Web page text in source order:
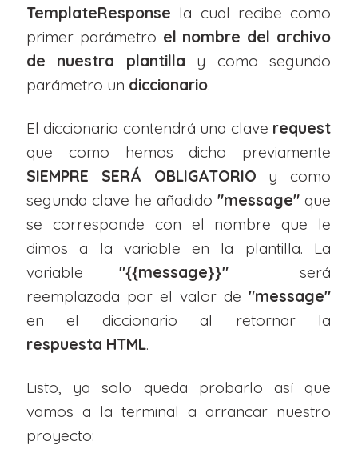
TemplateResponse la cual recibe como
primer parámetro el nombre del archivo
de nuestra plantilla y como segundo
parámetro un diccionario.
El diccionario contendrá una clave request
que como hemos dicho previamente
SIEMPRE SERÁ OBLIGATORIO y como
segunda clave he añadido "message" que
se corresponde con el nombre que le
dimos a la variable en la plantilla. La
variable "{{message}}"será
reemplazada por el valor de "message"
en el diccionario al retornar la
respuesta HTML.
Listo, ya solo queda probarlo así que
vamos a la terminal a arrancar nuestro
proyecto: